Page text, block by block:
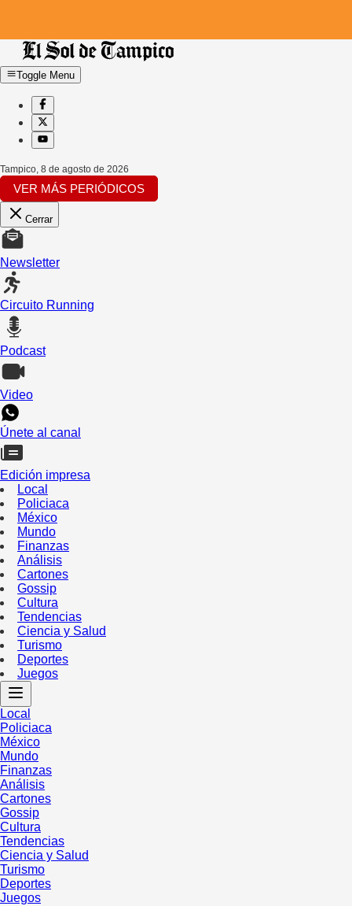
Toggle Menu
Tampico, 8 de agosto de 2026
VER MÁS PERIÓDICOS
Cerrar
Newsletter
Circuito Running
Podcast
Video
Únete al canal
Edición impresa
Local
Policiaca
México
Mundo
Finanzas
Análisis
Cartones
Gossip
Cultura
Tendencias
Ciencia y Salud
Turismo
Deportes
Juegos
Local
Policiaca
México
Mundo
Finanzas
Análisis
Cartones
Gossip
Cultura
Tendencias
Ciencia y Salud
Turismo
Deportes
Juegos